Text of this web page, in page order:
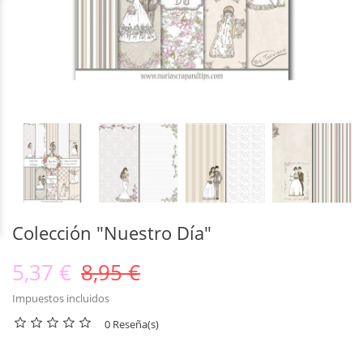
Colección "Nuestro Día"
5,37 € 8,95 €
Impuestos incluidos
0 Reseña(s)